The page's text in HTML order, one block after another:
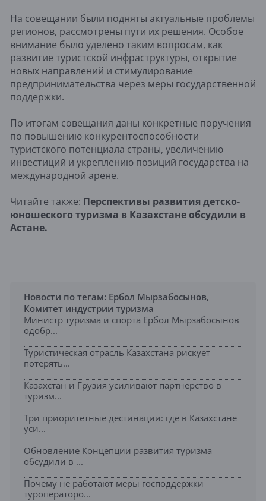
На совещании были подняты актуальные проблемы
регионов, рассмотрены пути их решения. Особое
внимание было уделено таким вопросам, как
развитие туристской инфраструктуры, открытие
новых направлений и стимулирование
предпринимательства через меры государственной
поддержки.
По итогам совещания даны конкретные поручения
по повышению конкурентоспособности
туристского потенциала страны, увеличению
инвестиций и укреплению позиций государства на
международной арене.
Читайте также: Перспективы развития детско-
юношеского туризма в Казахстане обсудили в
Астане.
Новости по тегам: Ербол Мырзабосынов,
Комитет индустрии туризма
Министр туризма и спорта Ербол Мырзабосынов
одобр...
Туристическая отрасль Казахстана рискует
потерять...
Казахстан и Грузия усиливают партнерство в
туризм...
Три приоритетные дестинации: где в Казахстане
уси...
Обновление Концепции развития туризма
обсудили в ...
Почему не работают меры господдержки
туроператоро...